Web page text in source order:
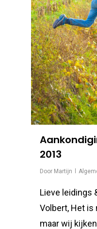
2013
Door Martijn
Lieve leidings
Volbert, Het is
maar wij